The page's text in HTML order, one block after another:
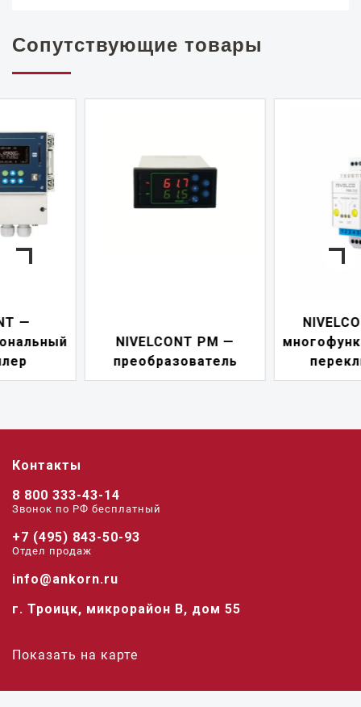
Сопутствующие товары
NIVELCONT PM —
преобразователь
NIVELCONT PKK —
переключатель
Контакты
8 800 333-43-14
Звонок по РФ беcплатный
+7 (495) 843-50-93
Отдел продаж
info@ankorn.ru
г. Троицк, микрорайон В, дом 55
Показать на карте